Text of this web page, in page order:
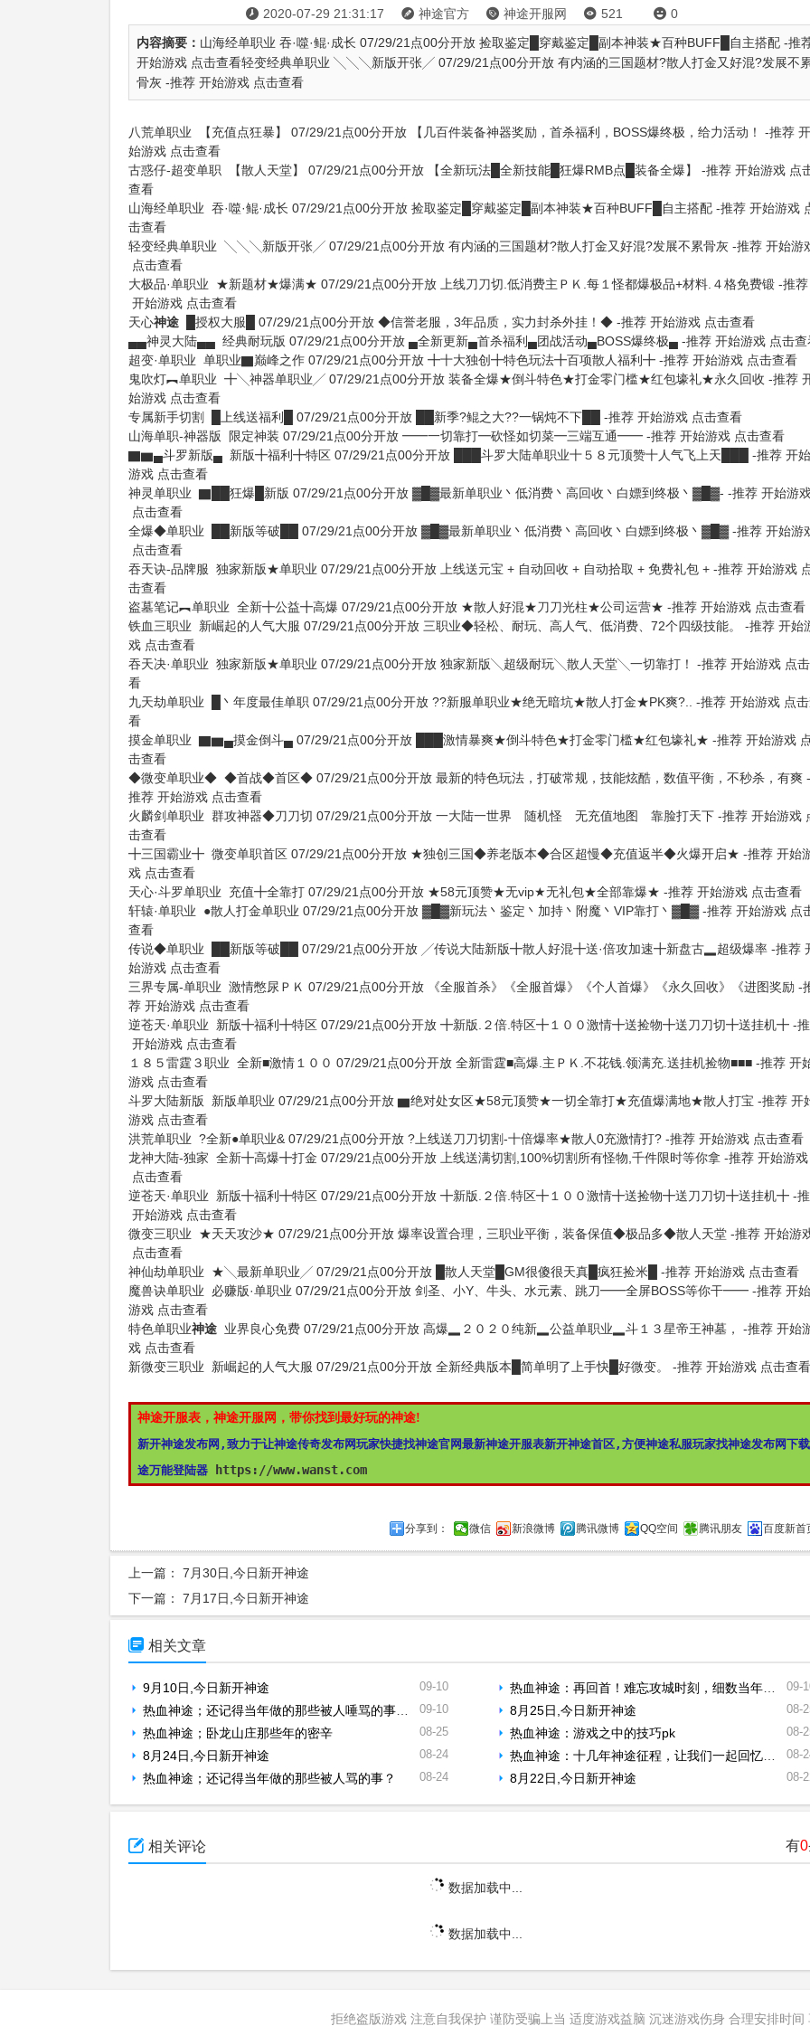
 2020-07-29 21:31:17  神途官方  神途开服网  521  0
内容摘要： 山海经单职业 吞·噬·鲲·成长 07/29/21点00分开放 捡取鉴定█穿戴鉴定█副本神装★百种BUFF█自主搭配 -推
开始游戏 点击查看轻变经典单职业 ╲╲╲新版开张╱ 07/29/21点00分开放 有内涵的三国题材?散人打金又好混?发展不
骨灰 -推荐 开始游戏 点击查看
八荒单职业 【充值点狂暴】 07/29/21点00分开放 【几百件装备神器奖励，首杀福利，BOSS爆终极，给力活动！ -推荐 开
始游戏 点击查看
古惑仔-超变单职
【散人天堂】 07/29/21点00分开放 【全新玩法█全新技能█狂爆RMB点█装备全爆】 -推荐 开始游戏 点
查看
山海经单职业 吞·噬·鲲·成长 07/29/21点00分开放 捡取鉴定█穿戴鉴定█副本神装★百种BUFF█自主搭配 -推荐 开始游戏
击查看
轻变经典单职业 ╲╲╲新版开张╱ 07/29/21点00分开放 有内涵的三国题材?散人打金又好混?发展不累骨灰 -推荐 开始游
点击查看
大极品·单职业
★新题材★爆满★ 07/29/21点00分开放
上线刀刀切.低消费主ＰＫ.每１怪都爆极品+材料.４格免费锻 -推荐
开始游戏 点击查看
天心神途 █授权大服█ 07/29/21点00分开放 ◆信誉老服，3年品质，实力封杀外挂！◆ -推荐 开始游戏 点击查看
▄▄神灵大陆▄▄ 经典耐玩版 07/29/21点00分开放 ▄全新更新▄首杀福利▄团战活动▄BOSS爆终极▄ -推荐 开始游戏 点击
超变·单职业 单职业▇巅峰之作 07/29/21点00分开放 ╋十大独创╋特色玩法╋百项散人福利╋ -推荐 开始游戏 点击查看
鬼吹灯︻单职业 ╋╲神器单职业╱ 07/29/21点00分开放 装备全爆★倒斗特色★打金零门槛★红包壕礼★永久回收 -推荐
始游戏 点击查看
专属新手切割
█上线送福利█ 07/29/21点00分开放 ██新季?鲲之大??一锅炖不下██ -推荐 开始游戏 点击查看
山海单职-神器版
限定神装 07/29/21点00分开放 ━━一切靠打━砍怪如切菜━三端互通━━ -推荐 开始游戏 点击查看
▇▆▄斗罗新版▄ 新版╋福利╋特区 07/29/21点00分开放 ███斗罗大陆单职业十５８元顶赞十人气飞上天███ -推荐 开始
游戏 点击查看
神灵单职业 ▇██狂爆█新版 07/29/21点00分开放 ▓█▓最新单职业丶低消费丶高回收丶白嫖到终极丶▓█▓- -推荐 开始游
点击查看
全爆◆单职业
██新版等破██ 07/29/21点00分开放 ▓█▓最新单职业丶低消费丶高回收丶白嫖到终极丶▓█▓ -推荐 开始游
点击查看
吞天诀-品牌服 独家新版★单职业 07/29/21点00分开放 上线送元宝 + 自动回收 + 自动拾取 + 免费礼包 + -推荐 开始游戏
击查看
盗墓笔记︻单职业 全新╋公益╋高爆 07/29/21点00分开放 ★散人好混★刀刀光柱★公司运营★ -推荐 开始游戏 点击查看
铁血三职业
新崛起的人气大服 07/29/21点00分开放 三职业◆轻松、耐玩、高人气、低消费、72个四级技能。 -推荐 开始
戏 点击查看
吞天决·单职业 独家新版★单职业 07/29/21点00分开放 独家新版╲超级耐玩╲散人天堂╲一切靠打！ -推荐 开始游戏 点
看
九天劫单职业
█丶年度最佳单职 07/29/21点00分开放 ??新服单职业★绝无暗坑★散人打金★PK爽?.. -推荐 开始游戏 点
看
摸金单职业 ▇▆▄摸金倒斗▄ 07/29/21点00分开放 ███激情暴爽★倒斗特色★打金零门槛★红包壕礼★ -推荐 开始游戏
击查看
◆微变单职业◆ ◆首战◆首区◆ 07/29/21点00分开放 最新的特色玩法，打破常规，技能炫酷，数值平衡，不秒杀，有爽 -
推荐 开始游戏 点击查看
火麟剑单职业 群攻神器◆刀刀切 07/29/21点00分开放 一大陆一世界 随机怪 无充值地图 靠脸打天下 -推荐 开始游戏
击查看
╋三国霸业╋ 微变单职首区 07/29/21点00分开放 ★独创三国◆养老版本◆合区超慢◆充值返半◆火爆开启★ -推荐 开始
戏 点击查看
天心·斗罗单职业
充值╋全靠打 07/29/21点00分开放 ★58元顶赞★无vip★无礼包★全部靠爆★ -推荐 开始游戏 点击查看
轩辕·单职业
●散人打金单职业 07/29/21点00分开放 ▓█▓新玩法丶鉴定丶加持丶附魔丶VIP靠打丶▓█▓ -推荐 开始游戏 点
查看
传说◆单职业
██新版等破██ 07/29/21点00分开放 ╱传说大陆新版╋散人好混╋送·倍攻加速╋新盘古▂超级爆率 -推荐
始游戏 点击查看
三界专属-单职业 激情憋尿ＰＫ 07/29/21点00分开放
《全服首杀》《全服首爆》《个人首爆》《永久回收》《进图奖励 -
荐 开始游戏 点击查看
逆苍天·单职业
新版╋福利╋特区 07/29/21点00分开放 ╋新版.２倍.特区╋１００激情╋送捡物╋送刀刀切╋送挂机╋ -
开始游戏 点击查看
１８５雷霆３职业 全新■激情１００ 07/29/21点00分开放 全新雷霆■高爆.主ＰＫ.不花钱.领满充.送挂机捡物■■■ -推荐 开
游戏 点击查看
斗罗大陆新版
新版单职业 07/29/21点00分开放 ▆绝对处女区★58元顶赞★一切全靠打★充值爆满地★散人打宝 -推荐 开
游戏 点击查看
洪荒单职业 ?全新●单职业& 07/29/21点00分开放 ?上线送刀刀切割-十倍爆率★散人0充激情打? -推荐 开始游戏 点击查看
龙神大陆-独家 全新╋高爆╋打金 07/29/21点00分开放 上线送满切割,100%切割所有怪物,千件限时等你拿 -推荐 开始游戏
点击查看
逆苍天·单职业
新版╋福利╋特区 07/29/21点00分开放 ╋新版.２倍.特区╋１００激情╋送捡物╋送刀刀切╋送挂机╋ -
开始游戏 点击查看
微变三职业
★天天攻沙★ 07/29/21点00分开放 爆率设置合理，三职业平衡，装备保值◆极品多◆散人天堂 -推荐 开始游
点击查看
神仙劫单职业
★╲最新单职业╱ 07/29/21点00分开放 █散人天堂█GM很傻很天真█疯狂捡米█ -推荐 开始游戏 点击查看
魔兽诀单职业
必赚版·单职业 07/29/21点00分开放 剑圣、小Y、牛头、水元素、跳刀━━全屏BOSS等你干━━ -推荐 开始
游戏 点击查看
特色单职业神途 业界良心免费 07/29/21点00分开放 高爆▂２０２０纯新▂公益单职业▂斗１３星帝王神墓， -推荐 开始
戏 点击查看
新微变三职业
新崛起的人气大服 07/29/21点00分开放 全新经典版本█简单明了上手快█好微变。 -推荐 开始游戏 点击查看
神途开服表，神途开服网，带你找到最好玩的神途!
新开神途发布网,致力于让神途传奇发布网玩家快捷找神途官网最新神途开服表新开神途首区,方便神途私服玩家找神途发布网下
途万能登陆器
https://www.wanst.com
分享到： 微信 新浪微博 腾讯微博 QQ空间 腾讯朋友 百度新首
上一篇： 7月30日,今日新开神途
下一篇： 7月17日,今日新开神途
 相关文章
09-10
9月10日,今日新开神途 09-
热血神途：再回首！难忘攻城时刻，细数当年沙巴克的热血
09-10
热血神途；还记得当年做的那些被人唾骂的事情？ 08-
8月25日,今日新开神途
08-25
热血神途；卧龙山庄那些年的密辛 08-
热血神途：游戏之中的技巧pk
08-24
8月24日,今日新开神途 08-
热血神途：十几年神途征程，让我们一起回忆当年的光辉岁月
08-24
热血神途；还记得当年做的那些被人骂的事？ 08-
8月22日,今日新开神途
 相关评论 有0
数据加载中...
数据加载中...
拒绝盗版游戏 注意自我保护 谨防受骗上当 适度游戏益脑 沉迷游戏伤身 合理安排时间